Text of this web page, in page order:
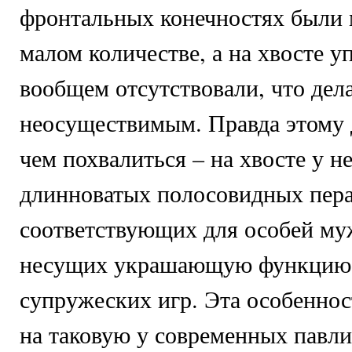
фронтальных конечностях
малом количестве, а на хвосте
вообщем отсутствовали, что
неосуществимым. Правда этому
чем похвалиться – на хвосте у
длинноватых полосовидных
соответствующих для особей
несущих украшающую функцию
супружеских игр. Эта
на таковую у современных